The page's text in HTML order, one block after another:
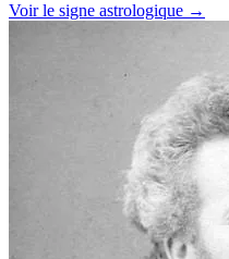
Voir le signe astrologique →